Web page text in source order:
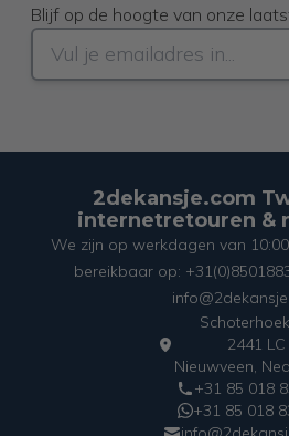
Blijf op de hoogte van onze
2dekansje.com
internetretouren &
We zijn op werkdagen van
bereikbaar op:
2441 LC
Nieuwveen,
+31 85 018
+31 85 018